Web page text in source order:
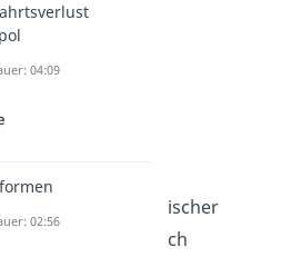
ordnungspolitischer
lassen sich
04:09
02:56